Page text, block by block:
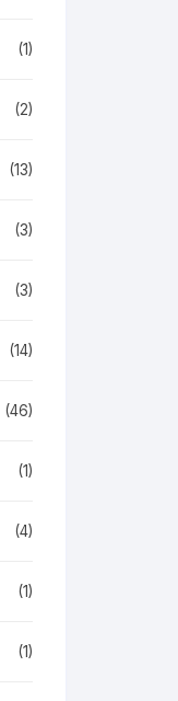
(1)
(2)
(13)
(3)
(3)
(14)
(46)
(1)
(4)
(1)
(1)